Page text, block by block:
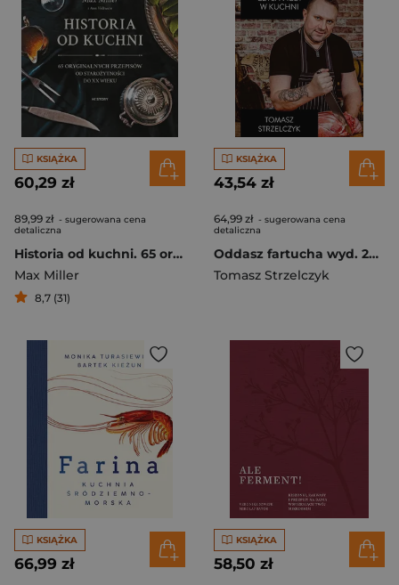
KSIĄŻKA
60,29 zł
89,99 zł - sugerowana cena
detaliczna
Historia od kuchni. 65 oryginalnych przepisów od starożytności do XX wieku
Max Miller
8,7 (31)
KSIĄŻKA
43,54 zł
64,99 zł - sugerowana cena
detaliczna
Oddasz fartucha wyd. 2023
Tomasz Strzelczyk
KSIĄŻKA
66,99 zł
KSIĄŻKA
58,50 zł